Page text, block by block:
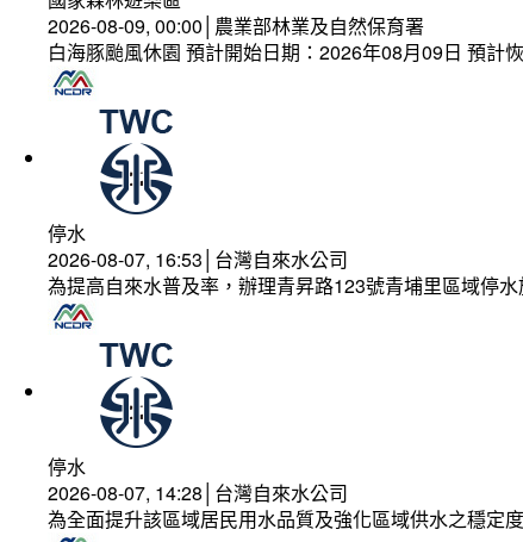
2026-08-09, 00:00│農業部林業及自然保育署
白海豚颱風休園 預計開始日期：2026年08月09日 預計
停水
2026-08-07, 16:53│台灣自來水公司
為提高自來水普及率，辦理青昇路123號青埔里區域停水
停水
2026-08-07, 14:28│台灣自來水公司
為全面提升該區域居民用水品質及強化區域供水之穩定